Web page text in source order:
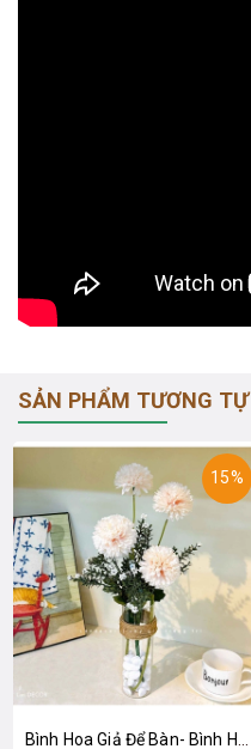
SẢN PHẨM TƯƠNG TỰ
15%